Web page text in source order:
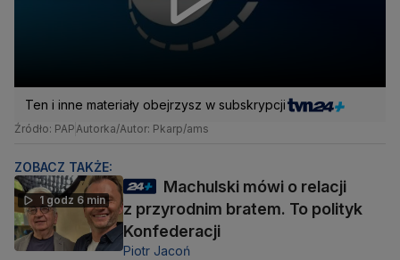
Ten i inne materiały obejrzysz w subskrypcji
Źródło: PAPAutorka/Autor: Pkarp/ams
ZOBACZ TAKŻE:
1 godz 6 min
Machulski mówi o relacji
z przyrodnim bratem. To polityk
Konfederacji
Piotr Jacoń